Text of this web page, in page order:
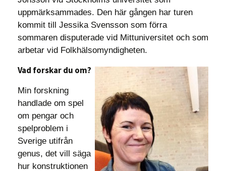
uppmärksammades. Den här gången har turen
kommit till Jessika Svensson som förra
sommaren disputerade vid Mittuniversitet och som
arbetar vid Folkhälsomyndigheten.
Vad forskar du om?
Min forskning
handlade om spel
om pengar och
spelproblem i
Sverige utifrån
genus, det vill säga
hur konstruktionen